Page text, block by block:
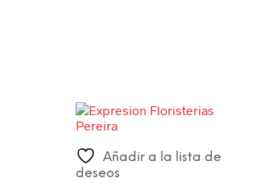
Añadir a la lista de
deseos